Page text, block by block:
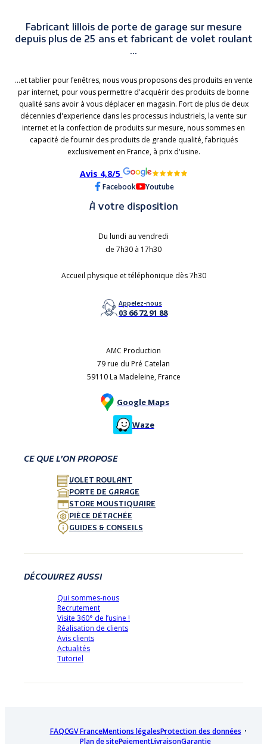
Fabricant lillois de porte de garage sur mesure
depuis plus de 25 ans et fabricant de volet roulant
...
...et tablier pour fenêtres, nous vous proposons des produits en vente
par internet, pour vous permettre d'acquérir des produits de bonne
qualité sans avoir à vous déplacer en magasin. Fort de plus de deux
décennies d'experience dans les processus industriels, la vente sur
internet et la confection de produits sur mesure, nous sommes en
capacité de fournir des produits de grande qualité, fabriqués
exclusivement en France, à prix d'usine.
Avis 4,8/5
Facebook Youtube
À votre disposition
Du lundi au vendredi
de 7h30 à 17h30
Accueil physique et téléphonique dès 7h30
Appelez-nous
03 66 72 91 88
AMC Production
79 rue du Pré Catelan
59110 La Madeleine, France
Google Maps
Waze
CE QUE L’ON PROPOSE
VOLET ROULANT
PORTE DE GARAGE
STORE MOUSTIQUAIRE
PIÈCE DÉTACHÉE
GUIDES & CONSEILS
DÉCOUVREZ AUSSI
Qui sommes-nous
Recrutement
Visite 360° de l’usine !
Réalisation de clients
Avis clients
Actualités
Tutoriel
FAQCGV FranceMentions légalesProtection des données
Plan de sitePaiementLivraisonGarantie